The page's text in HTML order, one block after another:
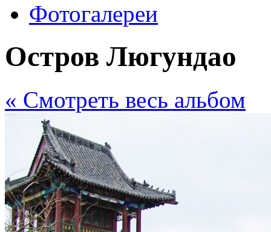
Фотогалереи
Остров Люгундао
« Cмотреть весь альбом